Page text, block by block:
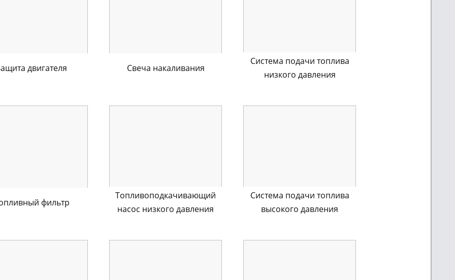
двигателя Свеча накаливания
Система подачи топлива
низкого давления
фильтр
Топливоподкачивающий
насос низкого давления
Система подачи топлива
высокого давления